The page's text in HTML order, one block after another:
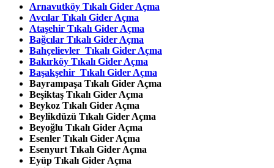
Arnavutköy Tıkalı Gider Açma
Avcılar Tıkalı Gider Açma
Ataşehir Tıkalı Gider Açma
Bağcılar Tıkalı Gider Açma
Bahçelievler Tıkalı Gider Açma
Bakırköy Tıkalı Gider Açma
Başakşehir Tıkalı Gider Açma
Bayrampaşa Tıkalı Gider Açma
Beşiktaş Tıkalı Gider Açma
Beykoz Tıkalı Gider Açma
Beylikdüzü Tıkalı Gider Açma
Beyoğlu Tıkalı Gider Açma
Esenler Tıkalı Gider Açma
Esenyurt Tıkalı Gider Açma
Eyüp Tıkalı Gider Açma